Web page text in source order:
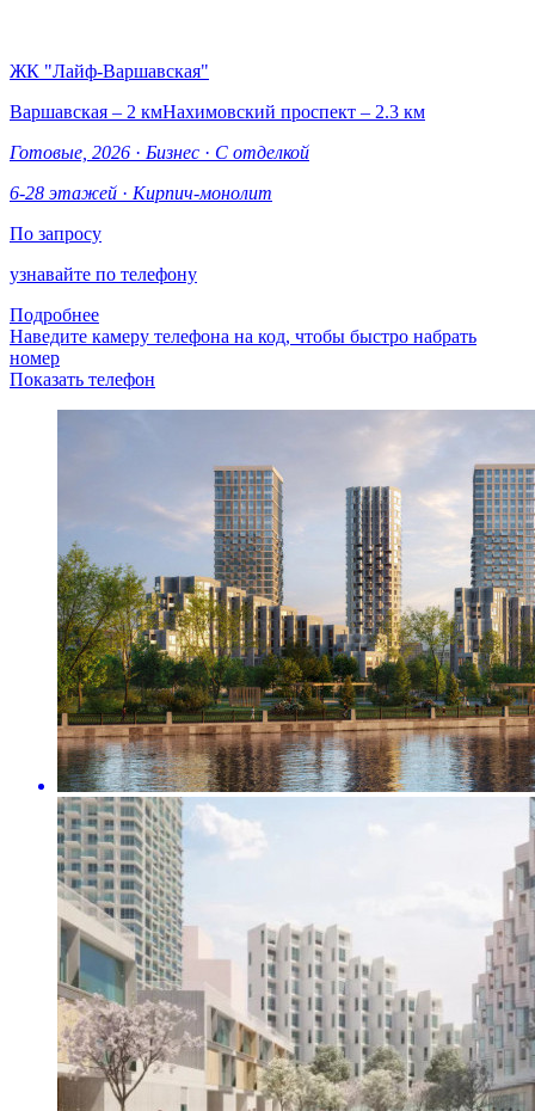
ЖК "Лайф-Варшавская"
Варшавская – 2 кмНахимовский проспект – 2.3 км
Готовые, 2026 · Бизнес · С отделкой
6-28 этажей · Кирпич-монолит
По запросу
узнавайте по телефону
Подробнее
Наведите камеру телефона на код, чтобы быстро набрать
номер
Показать телефон